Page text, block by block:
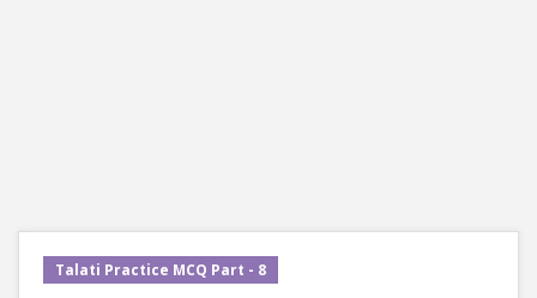
Talati Practice MCQ Part - 8